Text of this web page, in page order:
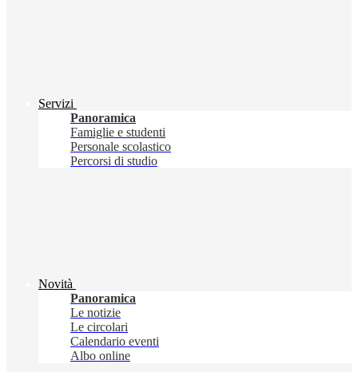
Servizi
Panoramica
Famiglie e studenti
Personale scolastico
Percorsi di studio
Novità
Panoramica
Le notizie
Le circolari
Calendario eventi
Albo online